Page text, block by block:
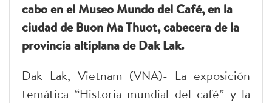
cabo en el Museo Mundo del Café, en la
ciudad de Buon Ma Thuot, cabecera de la
provincia altiplana de Dak Lak.
Dak Lak, Vietnam (VNA)- La exposición
temática “Historia mundial del café” y la